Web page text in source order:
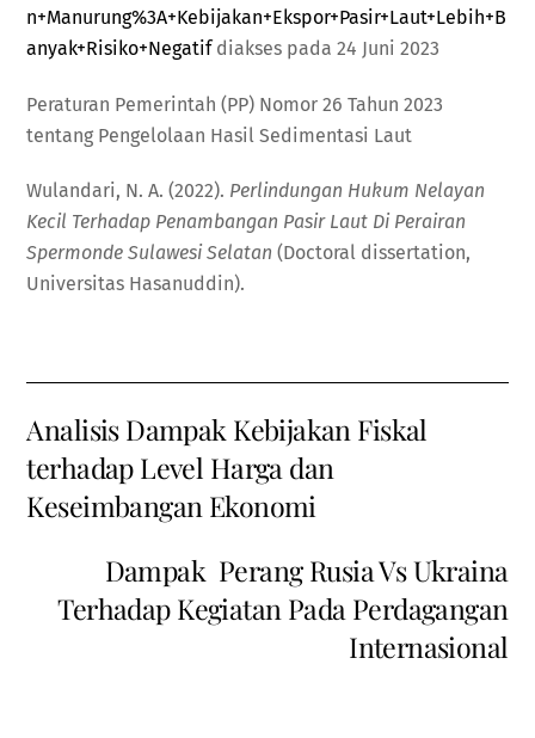
n+Manurung%3A+Kebijakan+Ekspor+Pasir+Laut+Lebih+B
anyak+Risiko+Negatifdiakses pada 24 Juni 2023
Peraturan Pemerintah (PP) Nomor 26 Tahun 2023
tentang Pengelolaan Hasil Sedimentasi Laut
Wulandari, N. A. (2022). Perlindungan Hukum Nelayan
Kecil Terhadap Penambangan Pasir Laut Di Perairan
Spermonde Sulawesi Selatan (Doctoral dissertation,
Universitas Hasanuddin).
Analisis Dampak Kebijakan Fiskal
terhadap Level Harga dan
Keseimbangan Ekonomi
Dampak Perang Rusia Vs Ukraina
Terhadap Kegiatan Pada Perdagangan
Internasional